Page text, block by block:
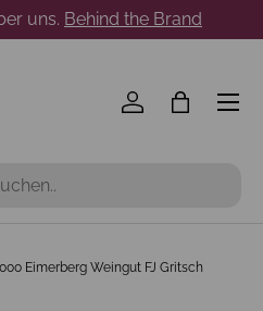
uns. Behind the Brand
Einloggen
Menü
Eimerberg Weingut FJ Gritsch